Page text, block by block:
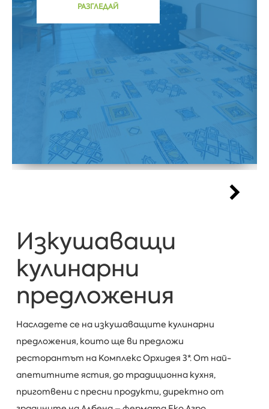
РАЗГЛЕДАЙ
Изкушаващи
кулинарни
предложения
Насладете се на изкушаващите кулинарни
предложения, които ще ви предложи
ресторантът на Комплекс Орхидея 3*. От най-
апетитните ястия, до традиционна кухня,
приготвени с пресни продукти, директно от